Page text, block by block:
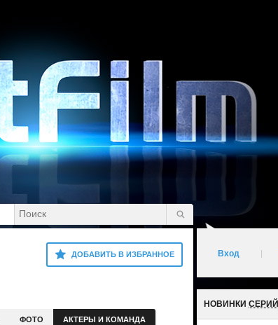
ДОБАВИТЬ В ИЗБРАННОЕ
ФОТО АКТЕРЫ И КОМАНДА
Вход
НОВИНКИ СЕРИЙ